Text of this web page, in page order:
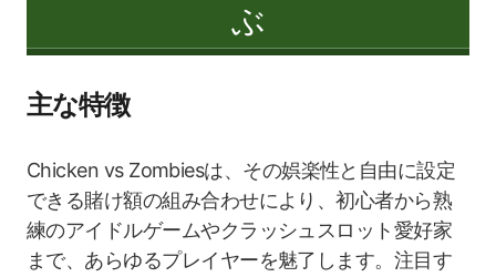
ぶ
主な特徴
Chicken vs Zombiesは、その娯楽性と自由に設定
できる賭け額の組み合わせにより、初心者から熟
練のアイドルゲームやクラッシュスロット愛好家
まで、あらゆるプレイヤーを魅了します。注目す